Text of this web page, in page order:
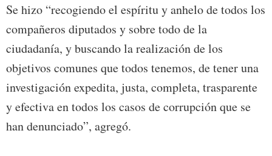
Se hizo “recogiendo el espíritu y anhelo de todos los
compañeros diputados y sobre todo de la
ciudadanía, y buscando la realización de los
objetivos comunes que todos tenemos, de tener una
investigación expedita, justa, completa, trasparente
y efectiva en todos los casos de corrupción que se
han denunciado”, agregó.